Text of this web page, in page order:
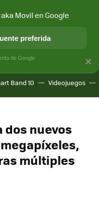
APLICACIONES
Band 10 Videojuegos
nuevos
megapíxeles,
múltiples
×
Movil en Google
preferida
de Google